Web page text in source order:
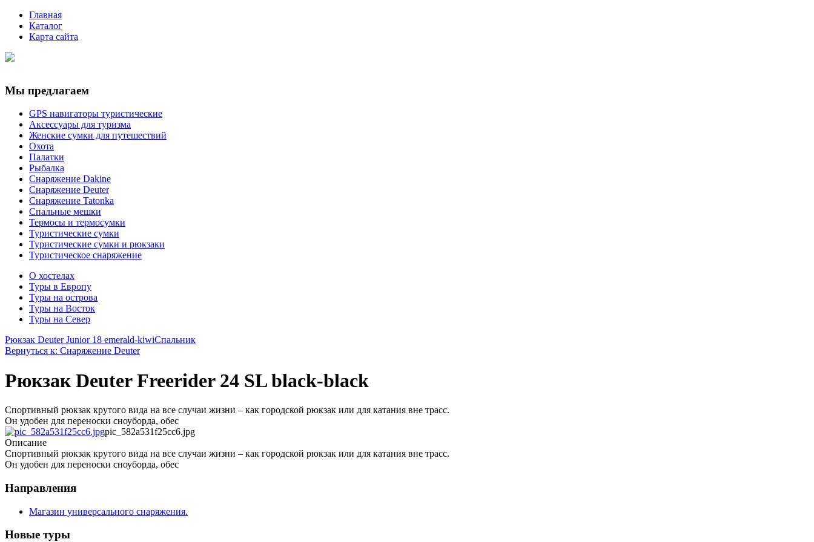
Главная
Каталог
Карта сайта
Мы предлагаем
GPS навигаторы туристические
Аксессуары для туризма
Женские сумки для путешествий
Охота
Палатки
Рыбалка
Снаряжение Dakine
Снаряжение Deuter
Снаряжение Tatonka
Спальные мешки
Термосы и термосумки
Туристические сумки
Туристические сумки и рюкзаки
Туристическое снаряжение
О хостелах
Туры в Европу
Туры на острова
Туры на Восток
Туры на Север
Рюкзак Deuter Junior 18 emerald-kiwiСпальник
Вернуться к: Снаряжение Deuter
Рюкзак Deuter Freerider 24 SL black-black
Спортивный рюкзак крутого вида на все случаи жизни – как городской рюкзак или для катания вне трасс.
Он удобен для переноски сноуборда, обес
pic_582a531f25cc6.jpg
Описание
Спортивный рюкзак крутого вида на все случаи жизни – как городской рюкзак или для катания вне трасс.
Он удобен для переноски сноуборда, обес
Направления
Магазин универсального снаряжения.
Новые туры